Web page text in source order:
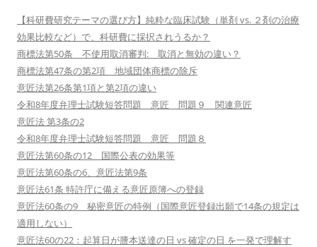
【科研費研究テーマの選び方】純粋な臨床試験（単剤 vs. ２剤の治療
効果比較など）で、科研費に採択されうるか？
商標法第50条 不使用取消審判: 取消と無効の違い？
商標法第47条の第2項 地域団体商標の除斥
意匠法第26条第1項と第2項の違い
令和8年度弁理士試験短答問題 意匠 問題９ 関連意匠
意匠法 第3条の2
令和8年度弁理士試験短答問題 意匠 問題８
意匠法第60条の12 国際公表の効果等
意匠法第60条の6、意匠法第9条
意匠法61条 特許庁に備える意匠原簿への登録
意匠法60条の9 秘密意匠の特例（国際意匠登録出願で14条の規定は
適用しない）
意匠法60の22：起算日が謄本送達の日 vs 確定の日 を一発で理解す